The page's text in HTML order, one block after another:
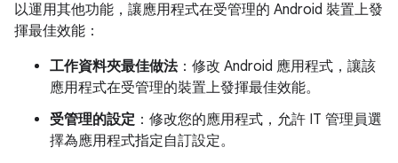
以運用其他功能，讓應用程式在受管理的 Android 裝置上發
揮最佳效能：
工作資料夾最佳做法：修改 Android 應用程式，讓該
應用程式在受管理的裝置上發揮最佳效能。
受管理的設定 ：修改您的應用程式，允許 IT 管理員選
擇為應用程式指定自訂設定。